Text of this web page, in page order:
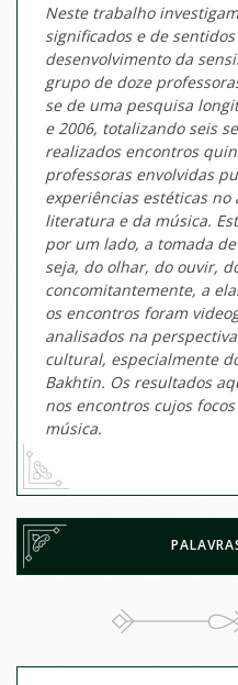
Neste trabalho
significados e de
desenvolvimento da
grupo de doze
se de uma pesquisa
e 2006, totalizando seis
realizados encontros
professoras envolvidas
experiências estéticas
literatura e da música.
por um lado, a tomada
seja, do olhar, do ouvir,
concomitantemente, a
os encontros foram
analisados na
cultural, especialmente
Bakhtin. Os resultados
nos encontros cujos
música.